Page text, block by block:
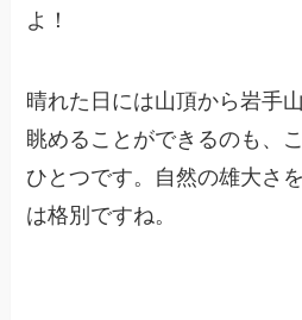
よ！
晴れた日には山頂から岩手
眺めることができるのも、
ひとつです。自然の雄大さ
は格別ですね。